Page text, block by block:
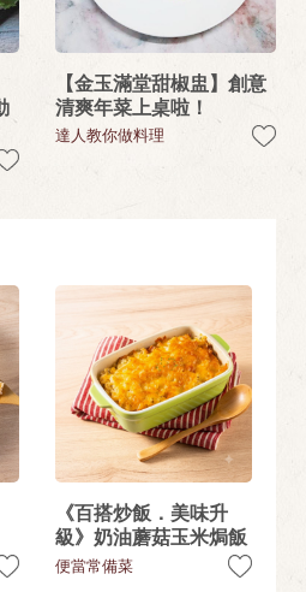
【金玉滿堂甜椒盅】創意
清爽年菜上桌啦！
達人教你做料理
《百搭炒飯．美味升
級》奶油蘑菇玉米焗飯
便當常備菜